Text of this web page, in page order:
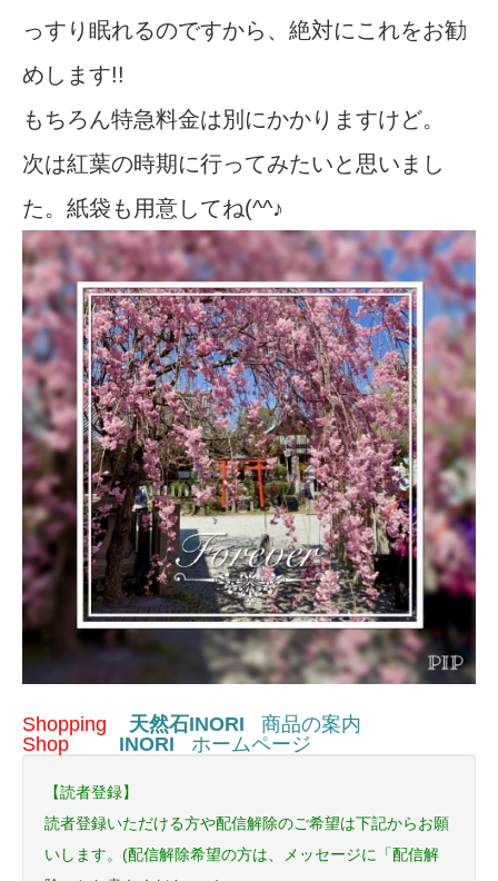
っすり眠れるのですから、絶対にこれをお勧
めします!!
もちろん特急料金は別にかかりますけど。
次は紅葉の時期に行ってみたいと思いまし
た。紙袋も用意してね(^^♪
Shopping 天然石INORI 商品の案内
Shop
INORI ホームページ
【読者登録】
読者登録いただける方や配信解除のご希望は下記からお願
いします。(配信解除希望の方は、メッセージに「配信解